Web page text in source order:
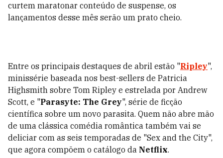
curtem maratonar conteúdo de suspense, os
lançamentos desse mês serão um prato cheio.
Entre os principais destaques de abril estão "Ripley",
minissérie baseada nos best-sellers de Patricia
Highsmith sobre Tom Ripley e estrelada por Andrew
Scott, e "Parasyte: The Grey", série de ficção
científica sobre um novo parasita. Quem não abre mão
de uma clássica comédia romântica também vai se
deliciar com as seis temporadas de "Sex and the City",
que agora compõem o catálogo da Netflix.